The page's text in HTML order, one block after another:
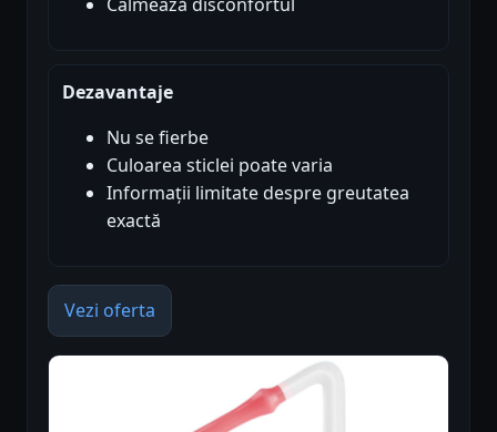
Dezavantaje
Nu se fierbe
Culoarea sticlei poate varia
Informații limitate despre greutatea
exactă
Vezi oferta